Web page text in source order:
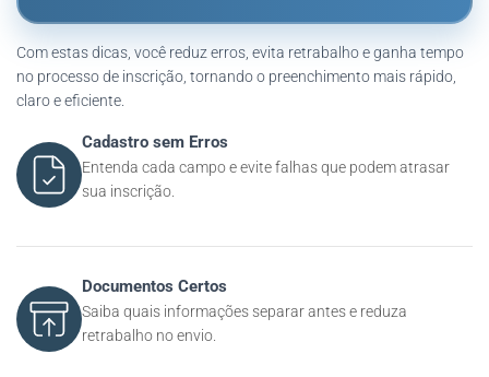
Com estas dicas, você reduz erros, evita retrabalho e ganha tempo
no processo de inscrição, tornando o preenchimento mais rápido,
claro e eficiente.
Cadastro sem Erros
Entenda cada campo e evite falhas que podem atrasar
sua inscrição.
Documentos Certos
Saiba quais informações separar antes e reduza
retrabalho no envio.